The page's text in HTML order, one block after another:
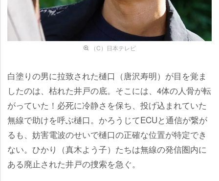
（C）日本テレビ
白塗りの男に拉致された樋口（唐沢寿明）が目を覚ま
したのは、枯れた井戸の底。そこには、4体の人骨が転
がっていた！必死に冷静さを保ち、投げ込まれていた
無線で助けを呼ぶ樋口。かろうじてECUと通信が繋が
るも、妨害電波のせいで樋口の正確な位置が特定でき
ない。ひかり（真木よう子）たちは無線の発信圏内に
ある廃止された井戸の捜索を急ぐ。